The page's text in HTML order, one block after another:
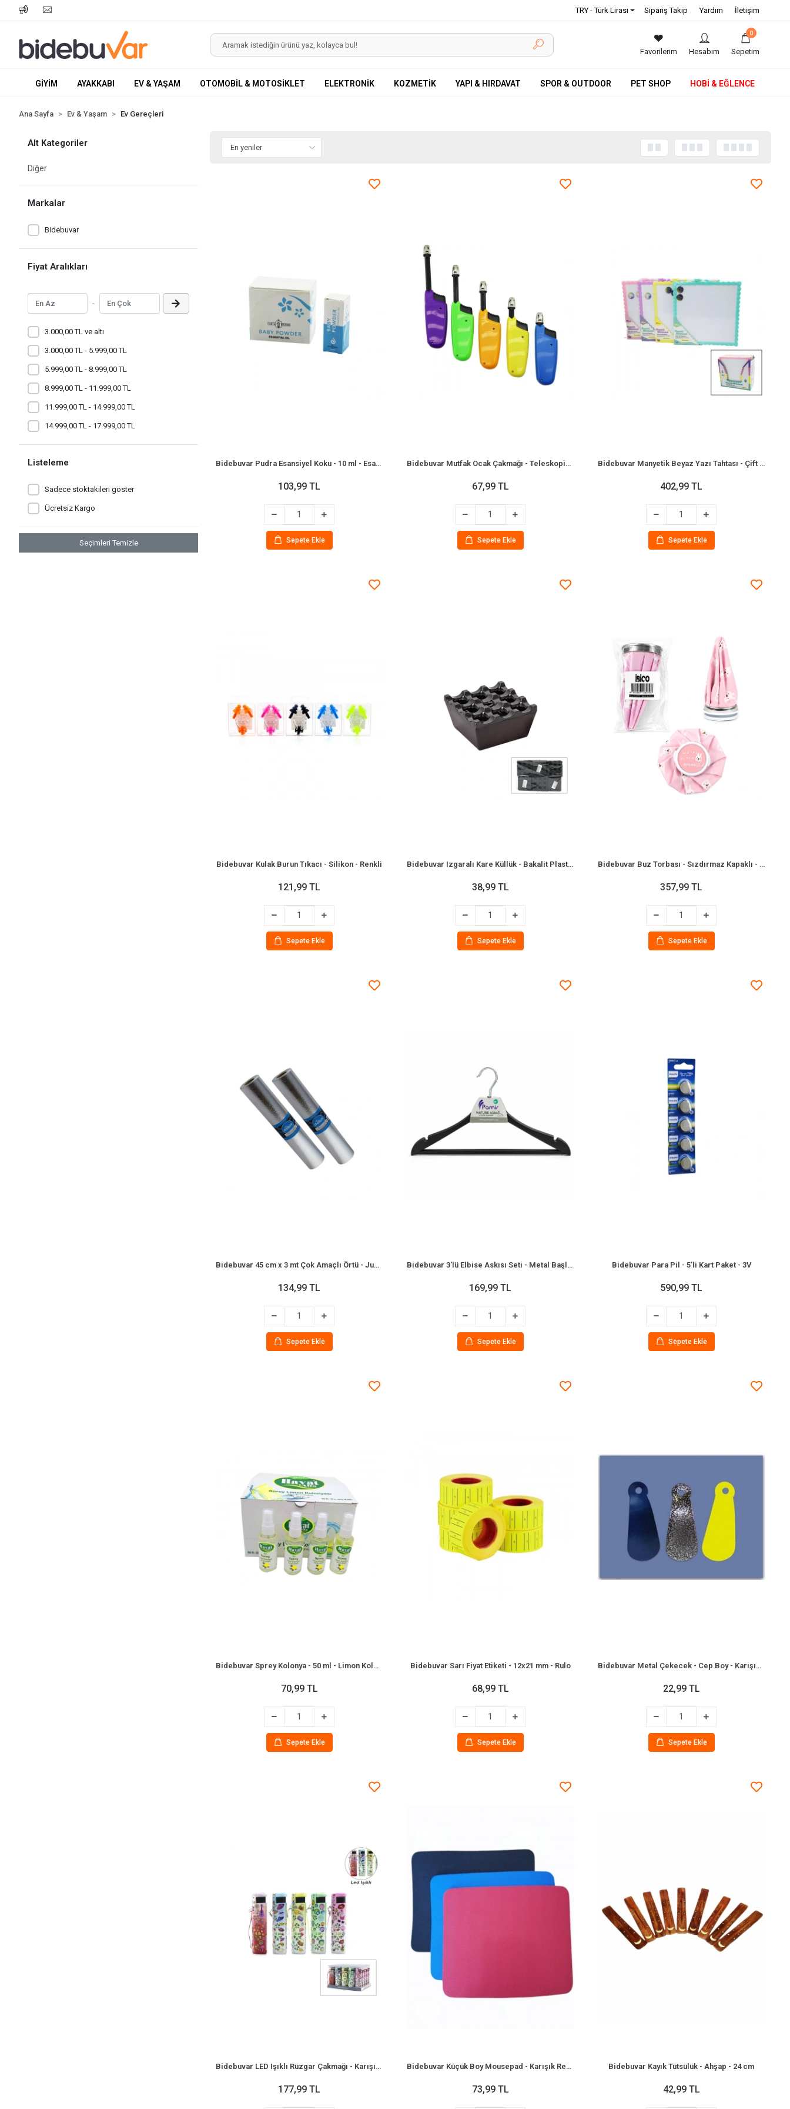
TRY - Türk Lirası Sipariş Takip Yardım İletişim
Favorilerim Hesabım
0
Sepetim
GİYİM AYAKKABI EV & YAŞAM OTOMOBİL & MOTOSİKLET ELEKTRONİK KOZMETİK YAPI & HIRDAVAT SPOR & OUTDOOR PET SHOP HOBİ & EĞLENCE
Ana Sayfa Ev & Yaşam Ev Gereçleri
Alt Kategoriler
Diğer
Markalar
Bidebuvar
Fiyat Aralıkları
-
3.000,00 TL ve altı
3.000,00 TL - 5.999,00 TL
5.999,00 TL - 8.999,00 TL
8.999,00 TL - 11.999,00 TL
11.999,00 TL - 14.999,00 TL
14.999,00 TL - 17.999,00 TL
Listeleme
Sadece stoktakileri göster
Ücretsiz Kargo
Seçimleri Temizle
Bidebuvar Pudra Esansiyel Koku - 10 ml - Esans Yağ
103,99 TL
Sepete Ekle
Bidebuvar Mutfak Ocak Çakmağı - Teleskopik Başlık - Renkli
67,99 TL
Sepete Ekle
Bidebuvar Manyetik Beyaz Yazı Tahtası - Çift Taraflı - 29x29 cm - Renkli Çerçeve
402,99 TL
Sepete Ekle
Bidebuvar Kulak Burun Tıkacı - Silikon - Renkli
121,99 TL
Sepete Ekle
Bidebuvar Izgaralı Kare Küllük - Bakalit Plastik - Siyah
38,99 TL
Sepete Ekle
Bidebuvar Buz Torbası - Sızdırmaz Kapaklı - Sıcak ve Soğuk Tutma - Yeniden Kullanılabilir
357,99 TL
Sepete Ekle
Bidebuvar 45 cm x 3 mt Çok Amaçlı Örtü - Jumbo - Metalize
134,99 TL
Sepete Ekle
Bidebuvar 3'lü Elbise Askısı Seti - Metal Başlı - Sert Plastik - 360 Derece Döner Kanca
169,99 TL
Sepete Ekle
Bidebuvar Para Pil - 5'li Kart Paket - 3V
590,99 TL
Sepete Ekle
Bidebuvar Sprey Kolonya - 50 ml - Limon Kolonyası - 80°
70,99 TL
Sepete Ekle
Bidebuvar Sarı Fiyat Etiketi - 12x21 mm - Rulo
68,99 TL
Sepete Ekle
Bidebuvar Metal Çekecek - Cep Boy - Karışık Renk
22,99 TL
Sepete Ekle
Bidebuvar LED Işıklı Rüzgar Çakmağı - Karışık Desenli - İpli
177,99 TL
Bidebuvar Küçük Boy Mousepad - Karışık Renkli - 18x22 cm
73,99 TL
Bidebuvar Kayık Tütsülük - Ahşap - 24 cm
42,99 TL